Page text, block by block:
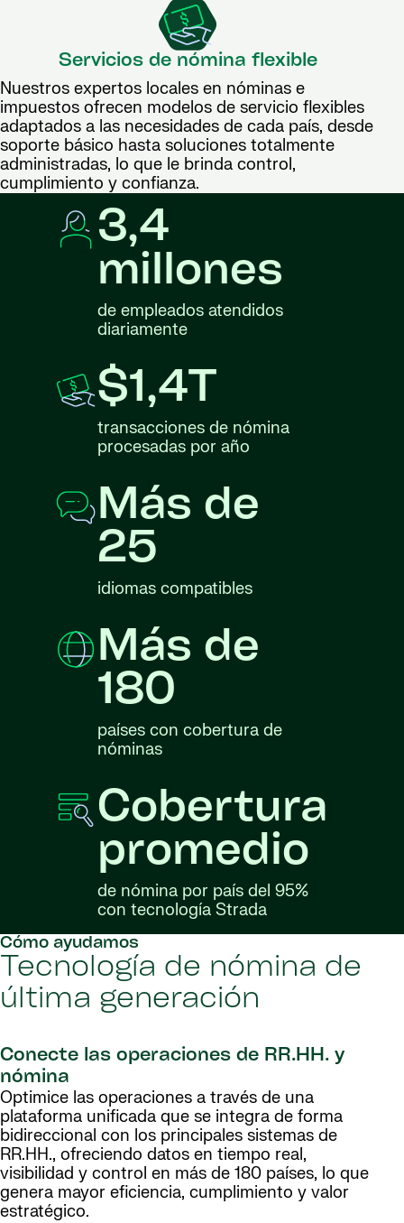
Servicios de nómina flexible
Nuestros expertos locales en nóminas e
impuestos ofrecen modelos de servicio flexibles
adaptados a las necesidades de cada país, desde
soporte básico hasta soluciones totalmente
administradas, lo que le brinda control,
cumplimiento y confianza.
3,4
millones
de empleados atendidos
diariamente
$1,4T
transacciones de nómina
procesadas por año
Más de
25
idiomas compatibles
Más de
180
países con cobertura de
nóminas
Cobertura
promedio
de nómina por país del 95%
con tecnología Strada
Cómo ayudamos
Tecnología de nómina de
última generación
Conecte las operaciones de RR.HH. y
nómina
Optimice las operaciones a través de una
plataforma unificada que se integra de forma
bidireccional con los principales sistemas de
RR.HH., ofreciendo datos en tiempo real,
visibilidad y control en más de 180 países, lo que
genera mayor eficiencia, cumplimiento y valor
estratégico.